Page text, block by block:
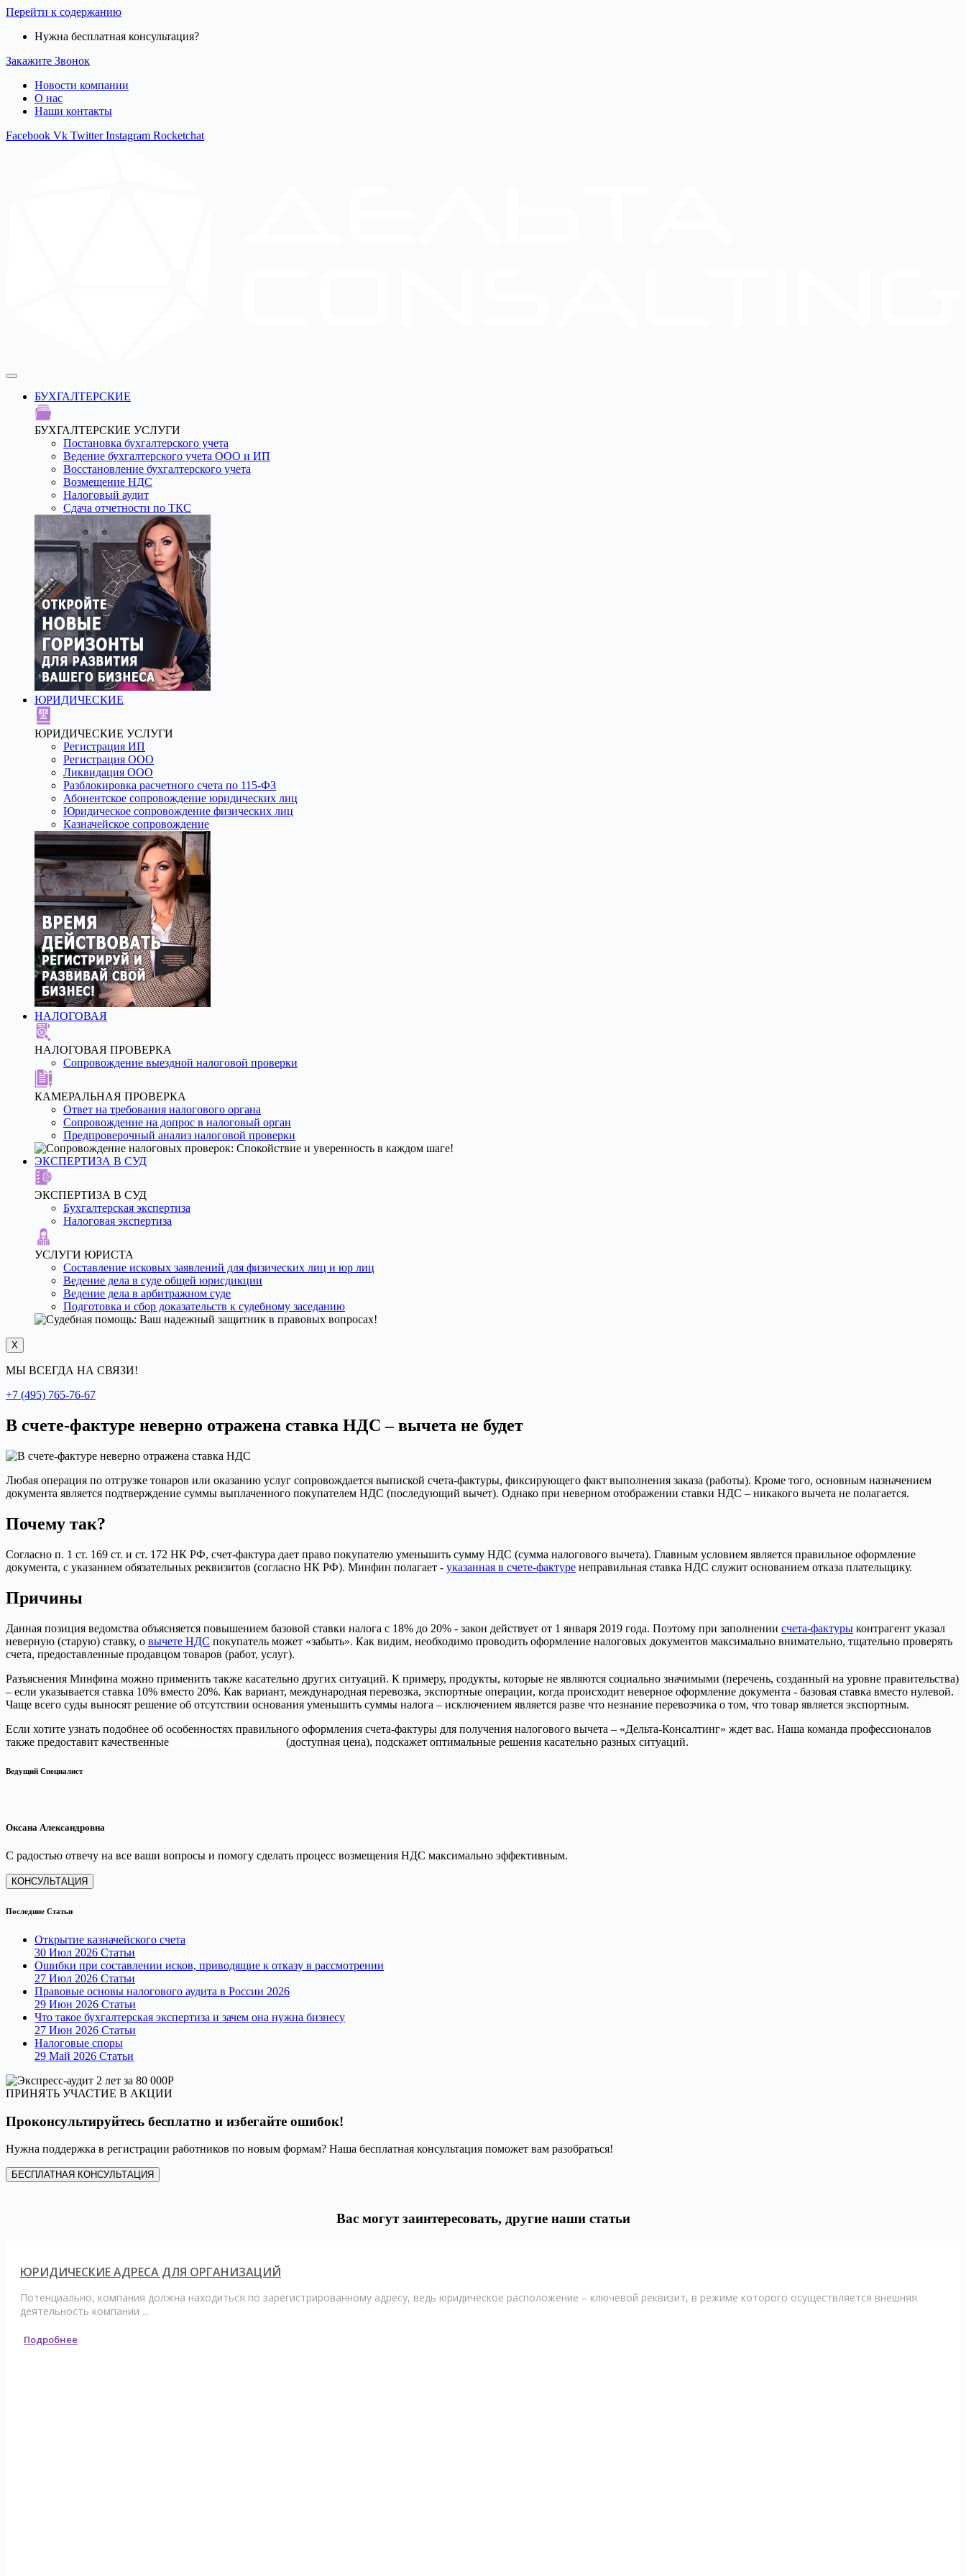
Перейти к содержанию
Нужна бесплатная консультация?
Закажите Звонок
Новости компании
О нас
Наши контакты
Facebook Vk Twitter Instagram Rocketchat
БУХГАЛТЕРСКИЕ
БУХГАЛТЕРСКИЕ УСЛУГИ
Постановка бухгалтерского учета
Ведение бухгалтерского учета ООО и ИП
Восстановление бухгалтерского учета
Возмещение НДС
Налоговый аудит
Сдача отчетности по ТКС
ЮРИДИЧЕСКИЕ
ЮРИДИЧЕСКИЕ УСЛУГИ
Регистрация ИП
Регистрация ООО
Ликвидация ООО
Разблокировка расчетного счета по 115-ФЗ
Абонентское сопровождение юридических лиц
Юридическое сопровождение физических лиц
Казначейское сопровождение
НАЛОГОВАЯ
НАЛОГОВАЯ ПРОВЕРКА
Сопровождение выездной налоговой проверки
КАМЕРАЛЬНАЯ ПРОВЕРКА
Ответ на требования налогового органа
Сопровождение на допрос в налоговый орган
Предпроверочный анализ налоговой проверки
ЭКСПЕРТИЗА В СУД
ЭКСПЕРТИЗА В СУД
Бухгалтерская экспертиза
Налоговая экспертиза
УСЛУГИ ЮРИСТА
Составление исковых заявлений для физических лиц и юр лиц
Ведение дела в суде общей юрисдикции
Ведение дела в арбитражном суде
Подготовка и сбор доказательств к судебному заседанию
X
МЫ ВСЕГДА НА СВЯЗИ!
+7 (495) 765-76-67
В счете-фактуре неверно отражена ставка НДС – вычета не будет
Любая операция по отгрузке товаров или оказанию услуг сопровождается выпиской счета-фактуры, фиксирующего факт выполнения заказа (работы). Кроме того, основным назначением
документа является подтверждение суммы выплаченного покупателем НДС (последующий вычет). Однако при неверном отображении ставки НДС – никакого вычета не полагается.
Почему так?
Согласно п. 1 ст. 169 ст. и ст. 172 НК РФ, счет-фактура дает право покупателю уменьшить сумму НДС (сумма налогового вычета). Главным условием является правильное оформление
документа, с указанием обязательных реквизитов (согласно НК РФ). Минфин полагает - указанная в счете-фактуре неправильная ставка НДС служит основанием отказа плательщику.
Причины
Данная позиция ведомства объясняется повышением базовой ставки налога с 18% до 20% - закон действует от 1 января 2019 года. Поэтому при заполнении счета-фактуры контрагент указал
неверную (старую) ставку, о вычете НДС покупатель может «забыть». Как видим, необходимо проводить оформление налоговых документов максимально внимательно, тщательно проверять
счета, предоставленные продавцом товаров (работ, услуг).
Разъяснения Минфина можно применить также касательно других ситуаций. К примеру, продукты, которые не являются социально значимыми (перечень, созданный на уровне правительства)
– если указывается ставка 10% вместо 20%. Как вариант, международная перевозка, экспортные операции, когда происходит неверное оформление документа - базовая ставка вместо нулевой.
Чаще всего суды выносят решение об отсутствии основания уменьшить суммы налога – исключением является разве что незнание перевозчика о том, что товар является экспортным.
Если хотите узнать подобнее об особенностях правильного оформления счета-фактуры для получения налогового вычета – «Дельта-Консалтинг» ждет вас. Наша команда профессионалов
также предоставит качественные
(доступная цена), подскажет оптимальные решения касательно разных ситуаций.
Ведущий Специалист
Оксана Александровна
С радостью отвечу на все ваши вопросы и помогу сделать процесс возмещения НДС максимально эффективным.
КОНСУЛЬТАЦИЯ
Последние Статьи
Открытие казначейского счета
30 Июл 2026 Статьи
Ошибки при составлении исков, приводящие к отказу в рассмотрении
27 Июл 2026 Статьи
Правовые основы налогового аудита в России 2026
29 Июн 2026 Статьи
Что такое бухгалтерская экспертиза и зачем она нужна бизнесу
27 Июн 2026 Статьи
Налоговые споры
29 Май 2026 Статьи
ПРИНЯТЬ УЧАСТИЕ В АКЦИИ
Проконсультируйтесь бесплатно и избегайте ошибок!
Нужна поддержка в регистрации работников по новым формам? Наша бесплатная консультация поможет вам разобраться!
БЕСПЛАТНАЯ КОНСУЛЬТАЦИЯ
Вас могут заинтересовать, другие наши статьи
ЮРИДИЧЕСКИЕ АДРЕСА ДЛЯ ОРГАНИЗАЦИЙ
Потенциально, компания должна находиться по зарегистрированному адресу, ведь юридическое расположение – ключевой реквизит, в режиме которого осуществляется внешняя
деятельность компании ...
Подробнее